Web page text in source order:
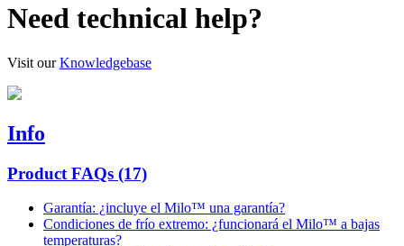
Need technical help?
Visit ourKnowledgebase
Info
Product FAQs (17)
Garantía: ¿incluye el Milo™ una garantía?
Condiciones de frío extremo: ¿funcionará el Milo™ a bajas
temperaturas?